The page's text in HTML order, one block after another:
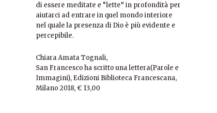
di essere meditate e “lette” in profondità per
aiutarci ad entrare in quel mondo interiore
nel quale la presenza di Dio è più evidente e
percepibile.
Chiara Amata Tognali,
San Francesco ha scritto una lettera(Parole e
Immagini), Edizioni Biblioteca Francescana,
Milano 2018, € 13,00